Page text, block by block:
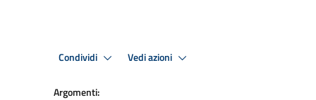
Condividi Vedi azioni
Argomenti: